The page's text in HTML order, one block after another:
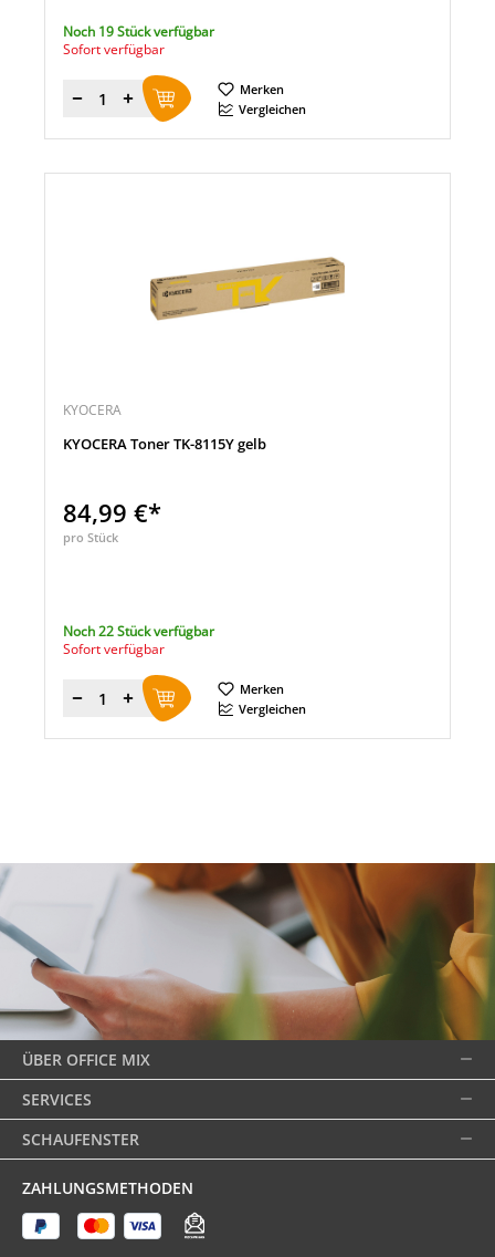
Noch 19 Stück verfügbar
Sofort verfügbar
Menge
Merken
Vergleichen
KYOCERA
KYOCERA Toner TK-8115Y gelb
84,99 €*
pro Stück
Noch 22 Stück verfügbar
Sofort verfügbar
Menge
Merken
Vergleichen
ÜBER OFFICE MIX
SERVICES
SCHAUFENSTER
ZAHLUNGSMETHODEN